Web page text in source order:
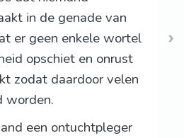
in de genade van
er geen enkele wortel
opschiet en onrust
zodat daardoor velen
worden.
een ontuchtpleger